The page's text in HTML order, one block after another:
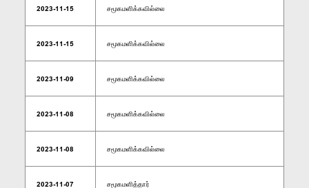
2023-11-15 சமூகமளிக்கவில்லை
2023-11-15 சமூகமளிக்கவில்லை
2023-11-09 சமூகமளிக்கவில்லை
2023-11-08 சமூகமளிக்கவில்லை
2023-11-08 சமூகமளிக்கவில்லை
2023-11-07 சமூகமளித்தார்